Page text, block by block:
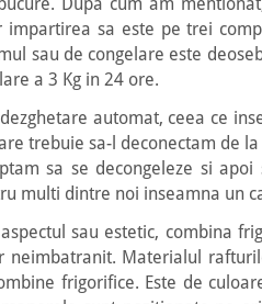
sa este pe trei
sau de congelare este
a 3 Kg in 24 ore.
automat, ceea ce
trebuie sa-l deconectam de
sa se decongeleze si
multi dintre noi inseamna un
sau estetic, combina
neimbatranit. Materialul
frigorifice. Este de